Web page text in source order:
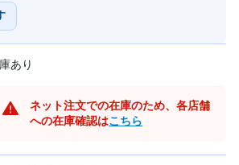
あり
ネット注文での在庫のため、各店舗
への在庫確認はこちら